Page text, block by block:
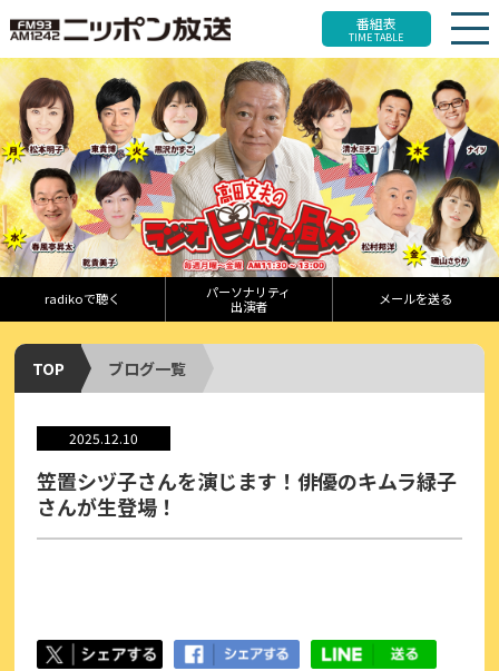
番組表
TIME TABLE
radikoで聴く
パーソナリティ
出演者
メールを送る
TOP ブログ一覧
2025.12.10
笠置シヅ子さんを演じます！俳優のキムラ緑子
さんが生登場！